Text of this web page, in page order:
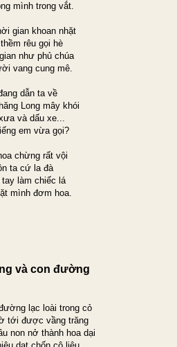
mình trong vắt.
gian khoan nhặt
rêu gọi hè
như phủ chúa
vang cung mê.
dẫn ta về
Long mây khói
và dấu xe...
em vừa gọi?
chừng rất vội
ta cứ la đà
tay làm chiếc lá
mình đơm hoa.
và con đường
lạc loài trong cỏ
tới được vầng trăng
non nở thành hoa dại